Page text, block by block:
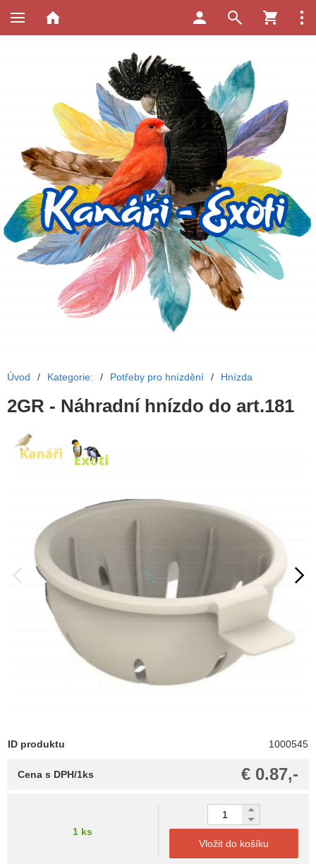
Úvod / Kategorie: / Potřeby pro hnízdění / Hnízda
2GR - Náhradní hnízdo do art.181
ID produktu 1000545
€ 0.87,-
Cena s DPH/1ks
1 ks
Vložit do košíku